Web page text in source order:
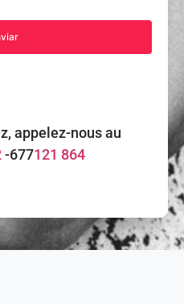
appelez-nous au
-677121 864